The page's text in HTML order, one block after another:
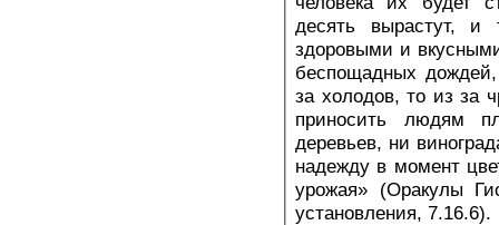
десять вырастут, и
здоровыми и
беспощадных
за холодов, то из за
приносить людям
деревьев, ни
надежду в момент
урожая» (Оракулы
установления, 7.16.6).